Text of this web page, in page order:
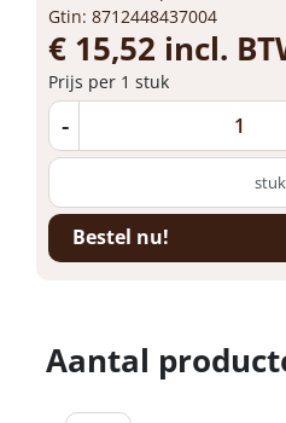
Gtin: 8712448437004
€ 15,52 incl.
Prijs per 1 stuk
-
stuk
Bestel nu!
Aantal